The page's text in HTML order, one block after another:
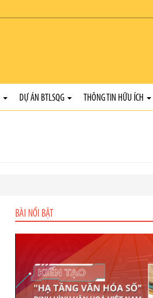
DỰ ÁN BTLSQG THÔNG TIN HỮU ÍCH
BÀI NỔI BẬT